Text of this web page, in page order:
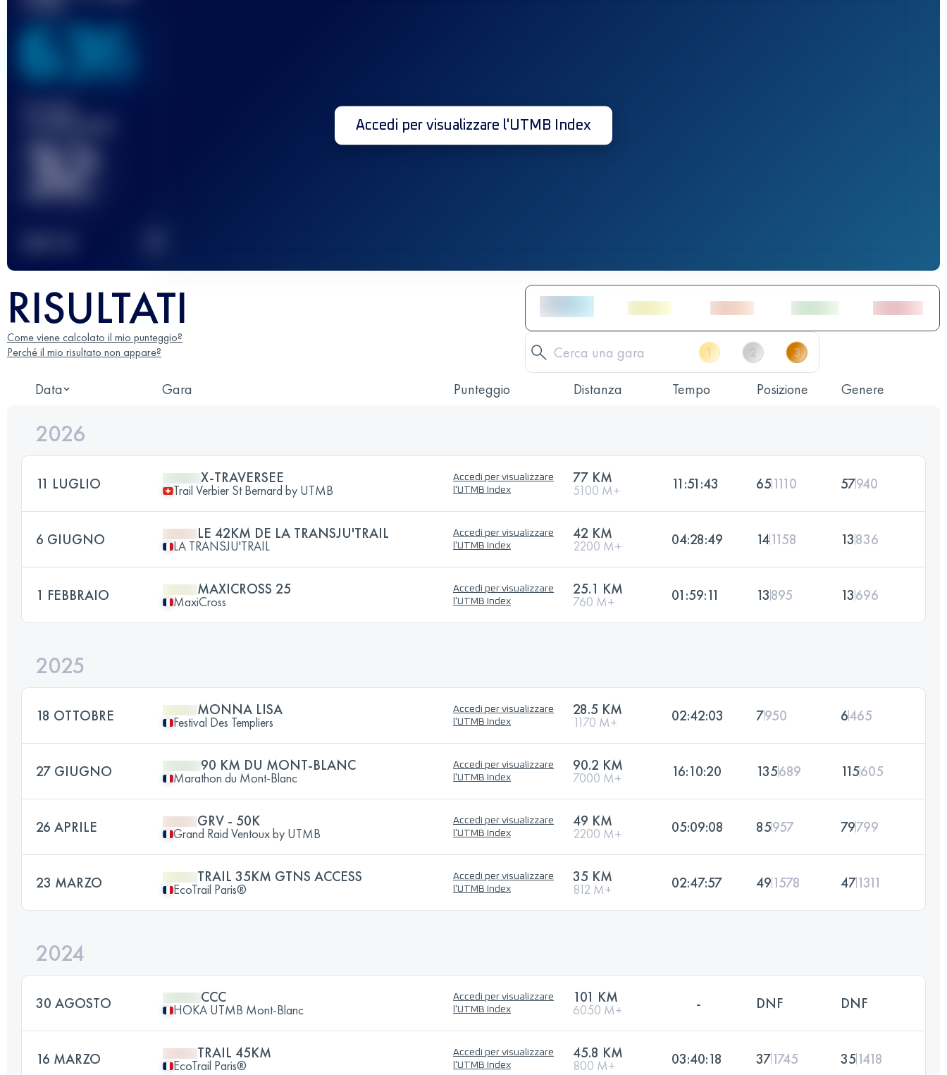
636
Gara(e)
32
Accedi per visualizzare l'UTMB Index
RISULTATI
Come viene calcolato il mio punteggio?
Perché il mio risultato non appare?
Data Gara Punteggio Distanza Tempo Posizione Genere
2026
11 LUGLIO X-TRAVERSEE
Trail Verbier St Bernard by UTMB
Accedi per visualizzare
l'UTMB Index
77 KM
5100 M+ 11:51:43 651110 57940
6 GIUGNO LE 42KM DE LA TRANSJU'TRAIL
LA TRANSJU'TRAIL
Accedi per visualizzare
l'UTMB Index
42 KM
2200 M+ 04:28:49 141158 13836
1 FEBBRAIO MAXICROSS 25
MaxiCross
Accedi per visualizzare
l'UTMB Index
25.1 KM
760 M+ 01:59:11 13895 13696
2025
18 OTTOBRE MONNA LISA
Festival Des Templiers
Accedi per visualizzare
l'UTMB Index
28.5 KM
1170 M+ 02:42:03 7950 6465
27 GIUGNO 90 KM DU MONT-BLANC
Marathon du Mont-Blanc
Accedi per visualizzare
l'UTMB Index
90.2 KM
7000 M+ 16:10:20 135689 115605
26 APRILE GRV - 50K
Grand Raid Ventoux by UTMB
Accedi per visualizzare
l'UTMB Index
49 KM
2200 M+ 05:09:08 85957 79799
23 MARZO TRAIL 35KM GTNS ACCESS
EcoTrail Paris®
Accedi per visualizzare
l'UTMB Index
35 KM
812 M+ 02:47:57 491578 471311
2024
30 AGOSTO CCC
HOKA UTMB Mont-Blanc
Accedi per visualizzare
l'UTMB Index
101 KM
6050 M+ - DNF DNF
16 MARZO TRAIL 45KM
EcoTrail Paris®
Accedi per visualizzare
l'UTMB Index
45.8 KM
800 M+ 03:40:18 371745 351418